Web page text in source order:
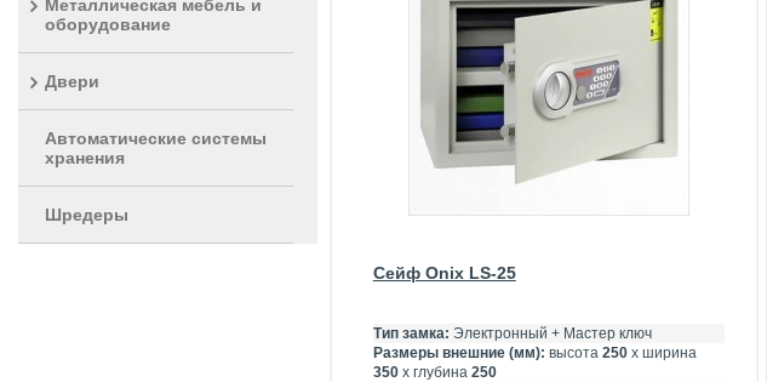
Сейф Onix LS-25
Тип замка: Электронный + Мастер ключ
Размеры внешние (мм): высота 250х ширина
350х глубина 250
Металлическая мебель и
оборудование
Двери
Автоматические системы
хранения
Шредеры